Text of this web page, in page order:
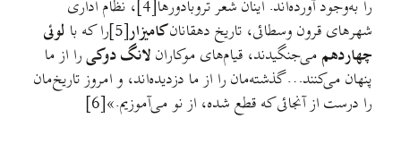
را به‌وجود آورده‌اند. اینان شعر تروبادورها[4]، نظام اداری
شهرهای قرون وسطائی، تاریخ دهقانانکامیزار[5]را که با
لوئی
چهاردهم می‌جنگیدند، قیام‌های موکاران لانگ دوکیرا از ما
پنهان می‌کنند… گذشته‌مان را از ما دزدیده‌اند، و امروز تاریخ‌مان
را درست از آنجائی که قطع شده، از نو می‌آموزیم.»[6]